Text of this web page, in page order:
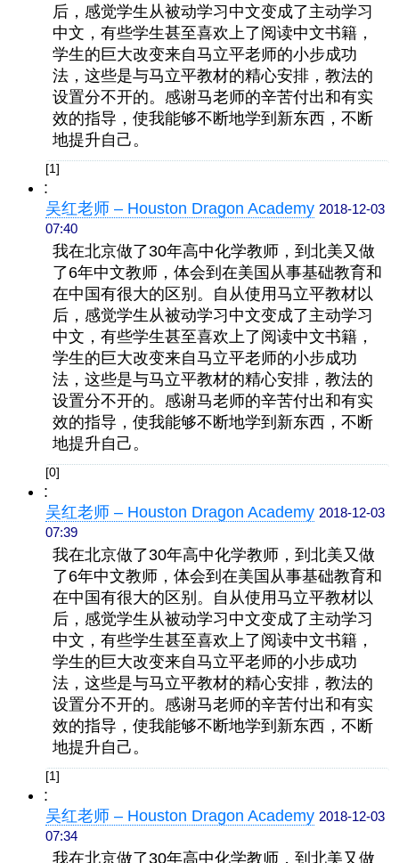
后，感觉学生从被动学习中文变成了主动学习
中文，有些学生甚至喜欢上了阅读中文书籍，
学生的巨大改变来自马立平老师的小步成功
法，这些是与马立平教材的精心安排， 教法的
设置分不开的。 感谢马老师的辛苦付出和有实
效的指导，使我能够不断地学到新东西，不断
地提升自己 。
[1]
:
吴红老师 – Houston Dragon Academy 2018-12-03
07:40
我在北京做了30年高中化学教师，到北美又做
了6年中文教师， 体会到在美国从事基础教育和
在中国有很大的区别。
自从使用马立平教材以
后，感觉学生从被动学习中文变成了主动学习
中文，有些学生甚至喜欢上了阅读中文书籍，
学生的巨大改变来自马立平老师的小步成功
法，这些是与马立平教材的精心安排， 教法的
设置分不开的。 感谢马老师的辛苦付出和有实
效的指导，使我能够不断地学到新东西，不断
地提升自己 。
[0]
:
吴红老师 – Houston Dragon Academy 2018-12-03
07:39
我在北京做了30年高中化学教师，到北美又做
了6年中文教师， 体会到在美国从事基础教育和
在中国有很大的区别。
自从使用马立平教材以
后，感觉学生从被动学习中文变成了主动学习
中文，有些学生甚至喜欢上了阅读中文书籍，
学生的巨大改变来自马立平老师的小步成功
法，这些是与马立平教材的精心安排， 教法的
设置分不开的。 感谢马老师的辛苦付出和有实
效的指导，使我能够不断地学到新东西，不断
地提升自己 。
[1]
:
吴红老师 – Houston Dragon Academy 2018-12-03
07:34
我在北京做了30年高中化学教师，到北美又做